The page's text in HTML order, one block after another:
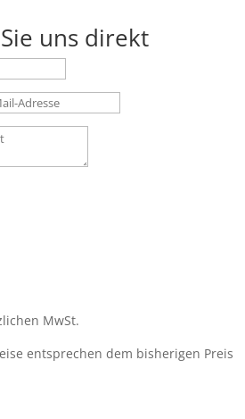
uns direkt
MwSt.
entsprechen dem bisherigen Preis